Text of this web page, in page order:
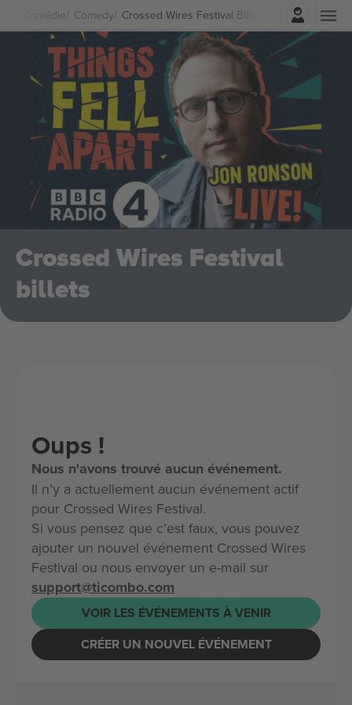
& Comédie Comedy Crossed Wires Festival Billets
Connexion
Crossed Wires Festival
billets
Oups !
Nous n'avons trouvé aucun événement.
Il n’y a actuellement aucun événement actif
pour Crossed Wires Festival.
Si vous pensez que c’est faux, vous pouvez
ajouter un nouvel événement Crossed Wires
Festival ou nous envoyer un e-mail sur
support@ticombo.com
VOIR LES ÉVÉNEMENTS À VENIR
CRÉER UN NOUVEL ÉVÉNEMENT